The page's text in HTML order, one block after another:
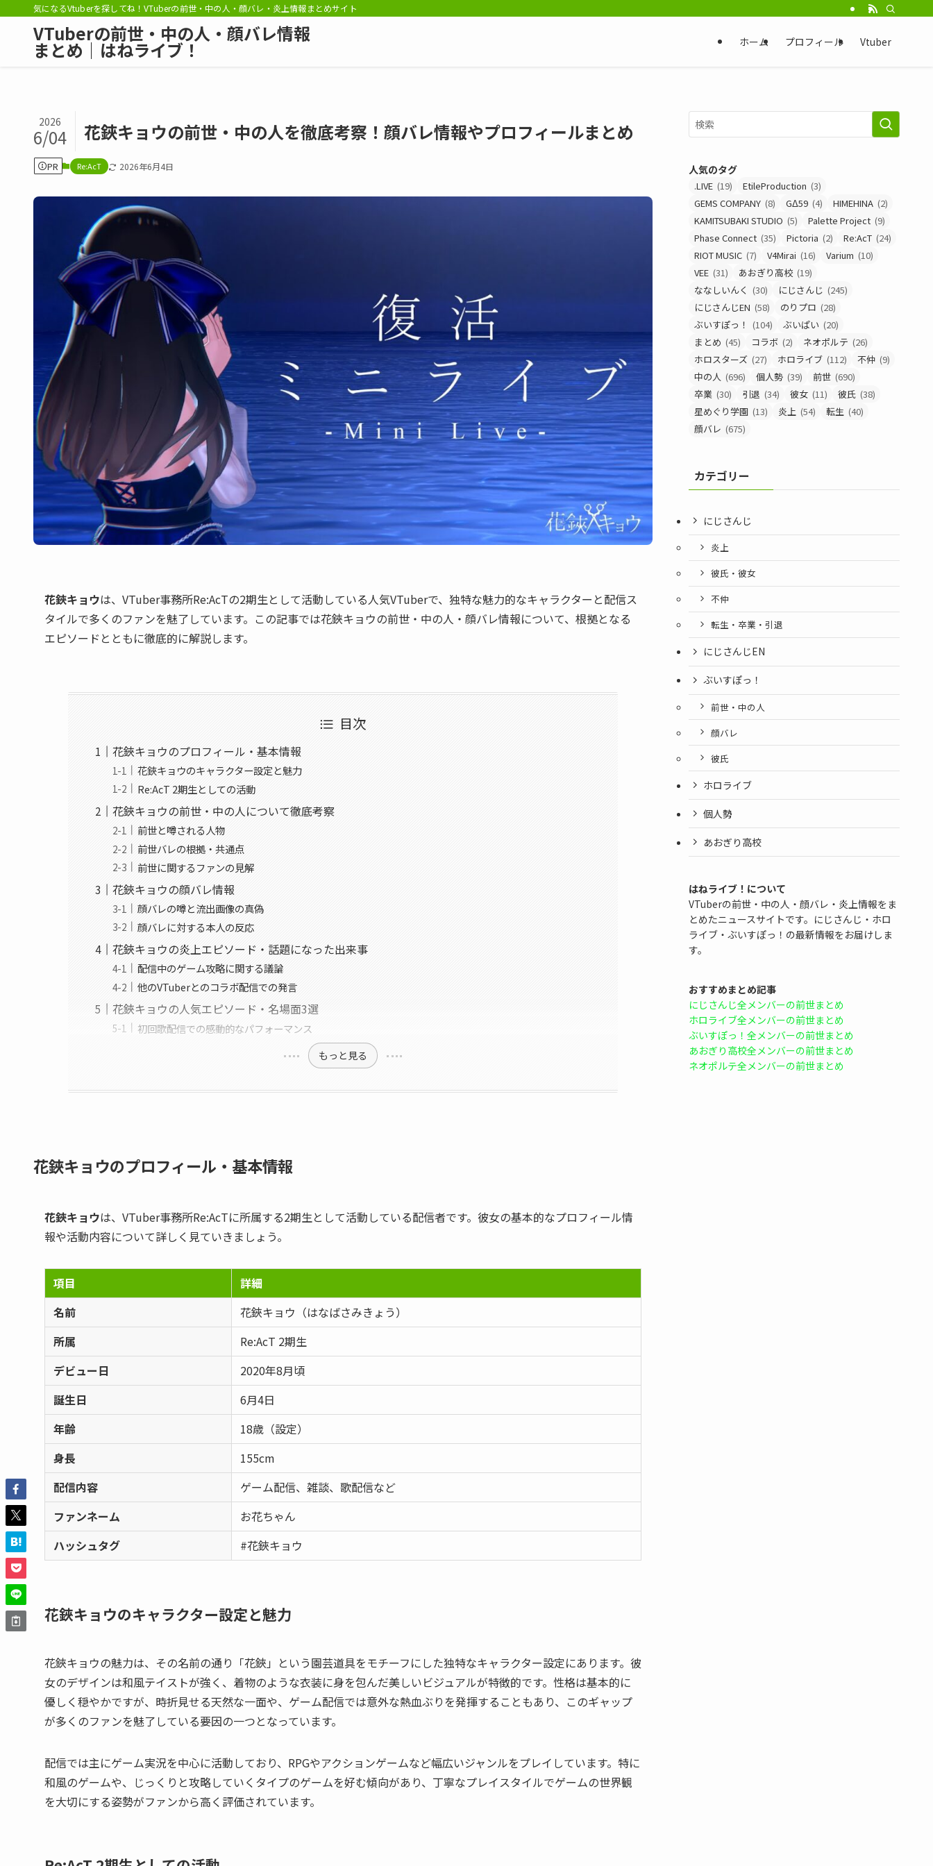
気になるVtuberを探してね！VTuberの前世・中の人・顔バレ・炎上情報まとめサイト
VTuberの前世・中の人・顔バレ情報
まとめ｜はねライブ！ ホーム プロフィール Vtuber
花鋏キョウの前世・中の人を徹底考察！顔バレ情報やプロフィールまとめ
2026
6/04
PR Re:AcT 2026年6月4日
花鋏キョウは、VTuber事務所Re:AcTの2期生として活動している人気VTuberで、独特な魅力的なキャラクターと配信ス
タイルで多くのファンを魅了しています。この記事では花鋏キョウの前世・中の人・顔バレ情報について、根拠となる
エピソードとともに徹底的に解説します。
目次
花鋏キョウのプロフィール・基本情報
花鋏キョウのキャラクター設定と魅力
Re:AcT 2期生としての活動
花鋏キョウの前世・中の人について徹底考察
前世と噂される人物
前世バレの根拠・共通点
前世に関するファンの見解
花鋏キョウの顔バレ情報
顔バレの噂と流出画像の真偽
顔バレに対する本人の反応
花鋏キョウの炎上エピソード・話題になった出来事
配信中のゲーム攻略に関する議論
他のVTuberとのコラボ配信での発言
花鋏キョウの人気エピソード・名場面3選
初回歌配信での感動的なパフォーマンス
もっと見る
花鋏キョウのプロフィール・基本情報
花鋏キョウは、VTuber事務所Re:AcTに所属する2期生として活動している配信者です。彼女の基本的なプロフィール情
報や活動内容について詳しく見ていきましょう。
項目
詳細
名前
花鋏キョウ（はなばさみきょう）
所属
Re:AcT 2期生
デビュー日
2020年8月頃
誕生日
6月4日
年齢
18歳（設定）
身長
155cm
配信内容
ゲーム配信、雑談、歌配信など
ファンネーム
お花ちゃん
ハッシュタグ
#花鋏キョウ
花鋏キョウのキャラクター設定と魅力
花鋏キョウの魅力は、その名前の通り「花鋏」という園芸道具をモチーフにした独特なキャラクター設定にあります。彼
女のデザインは和風テイストが強く、着物のような衣装に身を包んだ美しいビジュアルが特徴的です。性格は基本的に
優しく穏やかですが、時折見せる天然な一面や、ゲーム配信では意外な熱血ぶりを発揮することもあり、このギャップ
が多くのファンを魅了している要因の一つとなっています。
配信では主にゲーム実況を中心に活動しており、RPGやアクションゲームなど幅広いジャンルをプレイしています。特に
和風のゲームや、じっくりと攻略していくタイプのゲームを好む傾向があり、丁寧なプレイスタイルでゲームの世界観
を大切にする姿勢がファンから高く評価されています。
人気のタグ
.LIVE (19) EtileProduction (3)
GEMS COMPANY (8) GΔ59 (4) HIMEHINA (2)
KAMITSUBAKI STUDIO (5) Palette Project (9)
Phase Connect (35) Pictoria (2) Re:AcT (24)
RIOT MUSIC (7) V4Mirai (16) Varium (10)
VEE (31) あおぎり高校 (19)
ななしいんく (30) にじさんじ (245)
にじさんじEN (58) のりプロ (28)
ぶいすぽっ！
(104) ぶいぱい (20)
まとめ (45) コラボ (2) ネオポルテ (26)
ホロスターズ (27) ホロライブ (112) 不仲 (9)
中の人 (696) 個人勢 (39) 前世 (690)
卒業 (30) 引退 (34) 彼女 (11) 彼氏 (38)
星めぐり学園 (13) 炎上 (54) 転生 (40)
顔バレ (675)
カテゴリー
にじさんじ
炎上
彼氏・彼女
不仲
転生・卒業・引退
にじさんじEN
ぶいすぽっ！
前世・中の人
顔バレ
彼氏
ホロライブ
個人勢
あおぎり高校
はねライブ！について
VTuberの前世・中の人・顔バレ・炎上情報をま
とめたニュースサイトです。にじさんじ・ホロ
ライブ・ぶいすぽっ！の最新情報をお届けしま
す。
おすすめまとめ記事
にじさんじ全メンバーの前世まとめ
ホロライブ全メンバーの前世まとめ
ぶいすぽっ！全メンバーの前世まとめ
あおぎり高校全メンバーの前世まとめ
ネオポルテ全メンバーの前世まとめ